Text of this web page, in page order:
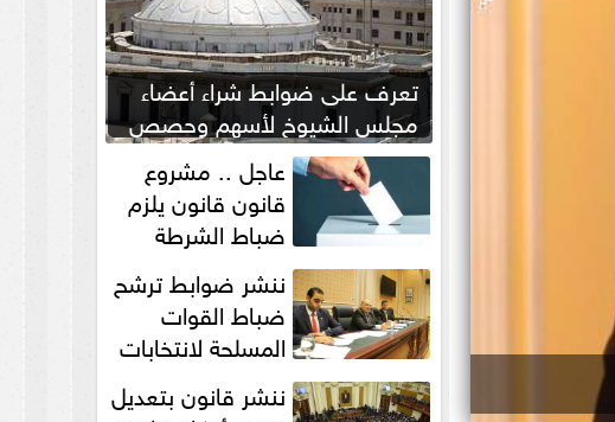
تعرف على ضوابط شراء أعضاء
مجلس الشيوخ لأسهم وحصص
بالشركات عاجل .. مشروع
قانون قانون يلزم
ضباط الشرطة
بالاستئذان لخوض
انتخابات... ننشر ضوابط ترشح
ضباط القوات
المسلحة لانتخابات
الرئاسة والمجالس
النيابية والمحلية‎ ننشر قانون بتعديل